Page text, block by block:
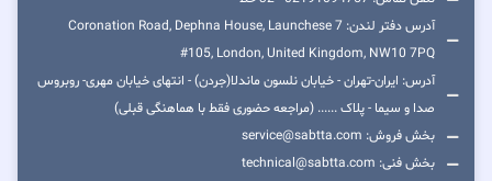
آدرس دفتر لندن: 7 Coronation Road, Dephna House, Launchese
#105, London, United Kingdom, NW10 7PQ
آدرس: ایران-تهران - خیابان نلسون ماندلا(جردن) - انتهای خیابان مهری- روبروس
صدا و سیما - پلاک ...... (مراجعه حضوری فقط با هماهنگی قبلی)
بخش فروش: service@sabtta.com
بخش فنی: technical@sabtta.com